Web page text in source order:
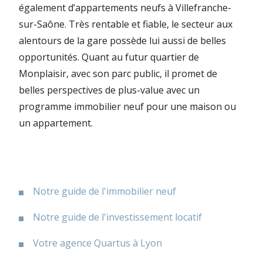
également d’appartements neufs à Villefranche-
sur-Saône. Très rentable et fiable, le secteur aux
alentours de la gare possède lui aussi de belles
opportunités. Quant au futur quartier de
Monplaisir, avec son parc public, il promet de
belles perspectives de plus-value avec un
programme immobilier neuf pour une maison ou
un appartement.
Notre guide de l'immobilier neuf
Notre guide de l'investissement locatif
Votre agence Quartus à Lyon